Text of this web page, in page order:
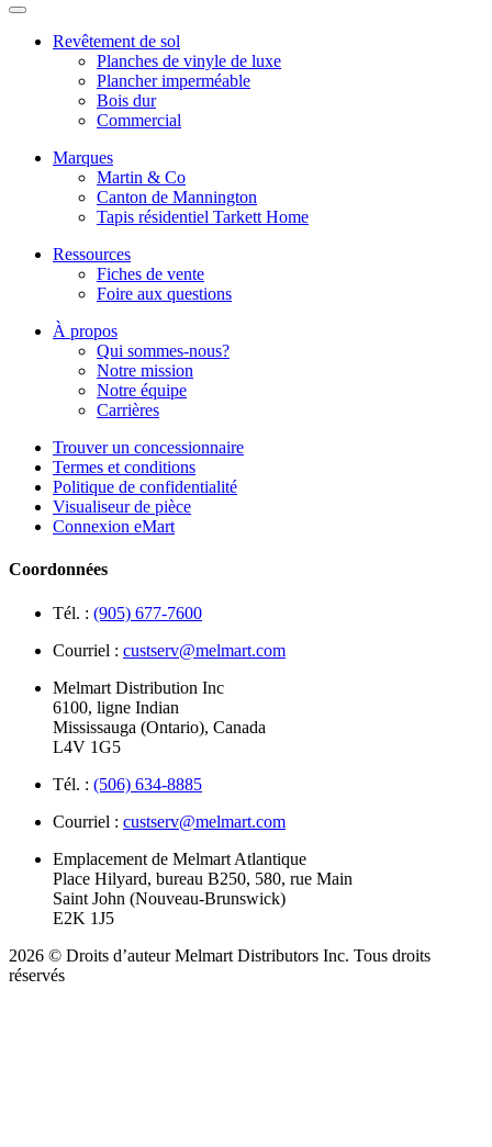
Revêtement de sol
Planches de vinyle de luxe
Plancher imperméable
Bois dur
Commercial
Marques
Martin & Co
Canton de Mannington
Tapis résidentiel Tarkett Home
Ressources
Fiches de vente
Foire aux questions
À propos
Qui sommes-nous?
Notre mission
Notre équipe
Carrières
Trouver un concessionnaire
Termes et conditions
Politique de confidentialité
Visualiseur de pièce
Connexion eMart
Coordonnées
Tél. : (905) 677-7600
Courriel : custserv@melmart.com
Melmart Distribution Inc
6100, ligne Indian
Mississauga (Ontario), Canada
L4V 1G5
Tél. : (506) 634-8885
Courriel : custserv@melmart.com
Emplacement de Melmart Atlantique
Place Hilyard, bureau B250, 580, rue Main
Saint John (Nouveau-Brunswick)
E2K 1J5
2026 © Droits d’auteur Melmart Distributors Inc. Tous droits
réservés